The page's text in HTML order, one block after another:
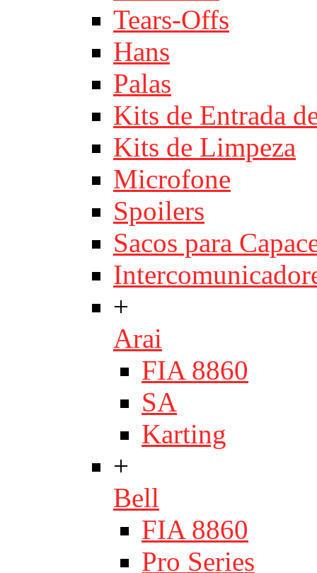
Tears-Offs
Hans
Palas
Kits de Entrada
Kits de Limpeza
Microfone
Spoilers
Sacos para
+
Arai
FIA 8860
SA
Karting
+
Bell
FIA 8860
Pro Series